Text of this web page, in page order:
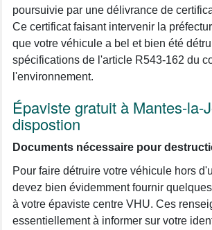
poursuivie par une délivrance de
Ce certificat faisant intervenir la
que votre véhicule a bel et bien été
spécifications de l'article R543-162 du
l'environnement.
Épaviste gratuit à Mantes-la-
dispostion
Documents nécessaire pour
Pour faire détruire votre véhicule hors
devez bien évidemment fournir
à votre épaviste centre VHU. Ces
essentiellement à informer sur votre